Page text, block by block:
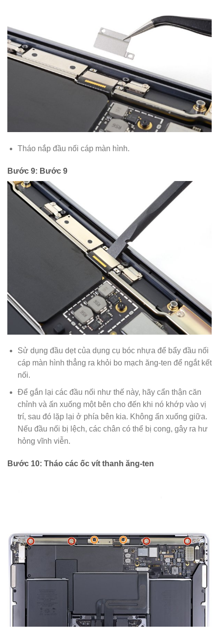
Tháo nắp đầu nối cáp màn hình.
Bước 9: Bước 9
Sử dụng đầu dẹt của dụng cụ bóc nhựa để bẩy đầu nối
cáp màn hình thẳng ra khỏi bo mạch ăng-ten để ngắt kết
nối.
Để gắn lại các đầu nối như thế này, hãy cẩn thận căn
chỉnh và ấn xuống một bên cho đến khi nó khớp vào vị
trí, sau đó lặp lại ở phía bên kia. Không ấn xuống giữa.
Nếu đầu nối bị lệch, các chân có thể bị cong, gây ra hư
hỏng vĩnh viễn.
Bước 10: Tháo các ốc vít thanh ăng-ten